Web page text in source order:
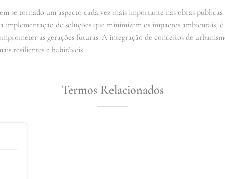
se tornado um aspecto cada vez mais importante nas obras
implementação de soluções que minimizem os impactos ambientais,
as gerações futuras. A integração de conceitos de
resilientes e habitáveis.
Termos Relacionados